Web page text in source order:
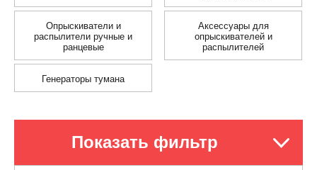
Опрыскиватели и
распылители ручные и
ранцевые
Аксессуары для
опрыскивателей и
распылителей
Генераторы тумана
Показать фильтр